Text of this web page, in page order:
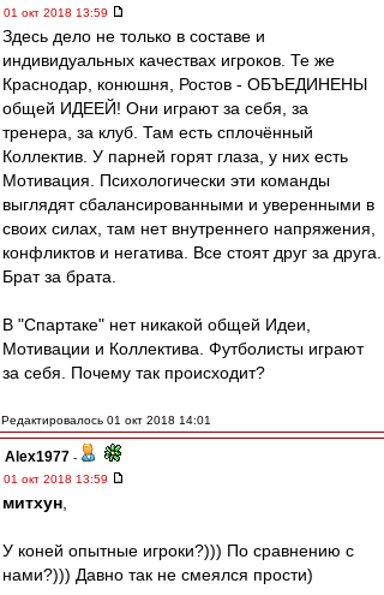
01 окт 2018 13:59
Здесь дело не только в составе и
индивидуальных качествах игроков. Те же
Краснодар, конюшня, Ростов - ОБЪЕДИНЕНЫ
общей ИДЕЕЙ! Они играют за себя, за
тренера, за клуб. Там есть сплочённый
Коллектив. У парней горят глаза, у них есть
Мотивация. Психологически эти команды
выглядят сбалансированными и уверенными в
своих силах, там нет внутреннего напряжения,
конфликтов и негатива. Все стоят друг за друга.
Брат за брата.
В "Спартаке" нет никакой общей Идеи,
Мотивации и Коллектива. Футболисты играют
за себя. Почему так происходит?
Редактировалось 01 окт 2018 14:01
Alex1977 -
01 окт 2018 13:59
митхун
У коней опытные игроки?))) По сравнению с
нами?))) Давно так не смеялся прости)